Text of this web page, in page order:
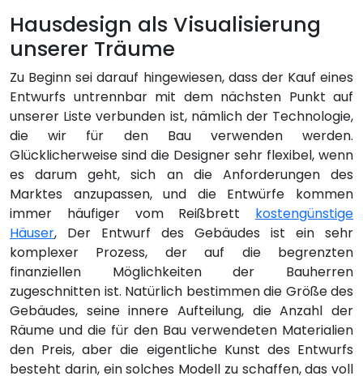
Hausdesign als Visualisierung
unserer Träume
Zu Beginn sei darauf hingewiesen, dass der Kauf eines
Entwurfs untrennbar mit dem nächsten Punkt auf
unserer Liste verbunden ist, nämlich der Technologie,
die wir für den Bau verwenden werden.
Glücklicherweise sind die Designer sehr flexibel, wenn
es darum geht, sich an die Anforderungen des
Marktes anzupassen, und die Entwürfe kommen
immer häufiger vom Reißbrett kostengünstige
Häuser, Der Entwurf des Gebäudes ist ein sehr
komplexer Prozess, der auf die begrenzten
finanziellen Möglichkeiten der Bauherren
zugeschnitten ist. Natürlich bestimmen die Größe des
Gebäudes, seine innere Aufteilung, die Anzahl der
Räume und die für den Bau verwendeten Materialien
den Preis, aber die eigentliche Kunst des Entwurfs
besteht darin, ein solches Modell zu schaffen, das voll